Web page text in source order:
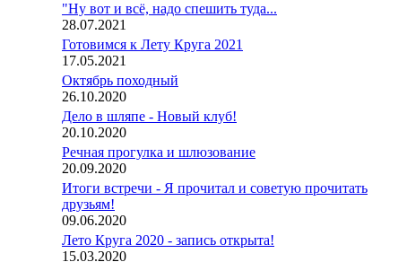
"Ну вот и всё, надо спешить туда...
28.07.2021
Готовимся к Лету Круга 2021
17.05.2021
Октябрь походный
26.10.2020
Дело в шляпе - Новый клуб!
20.10.2020
Речная прогулка и шлюзование
20.09.2020
Итоги встречи - Я прочитал и советую прочитать
друзьям!
09.06.2020
Лето Круга 2020 - запись открыта!
15.03.2020